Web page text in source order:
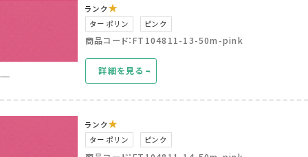
ランク★
ターポリン ピンク
商品コード：FT104811-13-50m-pink
詳細を見る
ランク★
ターポリン ピンク